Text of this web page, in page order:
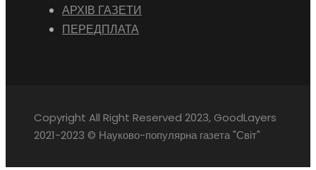
АРХІВ ГАЗЕТИ
ПЕРЕДПЛАТА
Copyright All Right Reserved 2023, GoodLayers
2021-2023 © Науково-популярна газета "Світ"